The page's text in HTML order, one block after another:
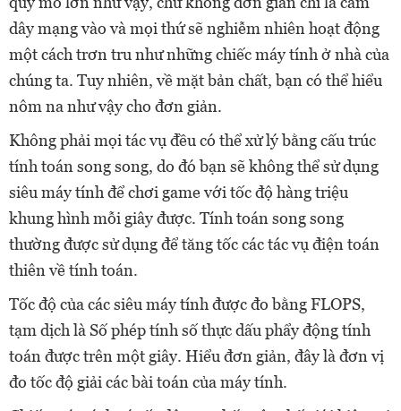
dây mạng vào và mọi thứ sẽ nghiễm nhiên hoạt động
một cách trơn tru như những chiếc máy tính ở nhà của
chúng ta. Tuy nhiên, về mặt bản chất, bạn có thể hiểu
nôm na như vậy cho đơn giản.
Không phải mọi tác vụ đều có thể xử lý bằng cấu trúc
tính toán song song, do đó bạn sẽ không thể sử dụng
siêu máy tính để chơi game với tốc độ hàng triệu
khung hình mỗi giây được. Tính toán song song
thường được sử dụng để tăng tốc các tác vụ điện toán
thiên về tính toán.
Tốc độ của các siêu máy tính được đo bằng FLOPS,
tạm dịch là Số phép tính số thực dấu phẩy động tính
toán được trên một giây. Hiểu đơn giản, đây là đơn vị
đo tốc độ giải các bài toán của máy tính.